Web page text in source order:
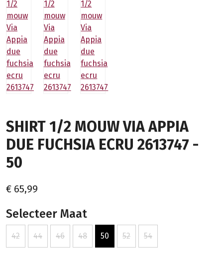
SHIRT 1/2 MOUW VIA APPIA
DUE FUCHSIA ECRU 2613747 -
50
€ 65,99
Selecteer Maat
42 44 46 48 50 52 54